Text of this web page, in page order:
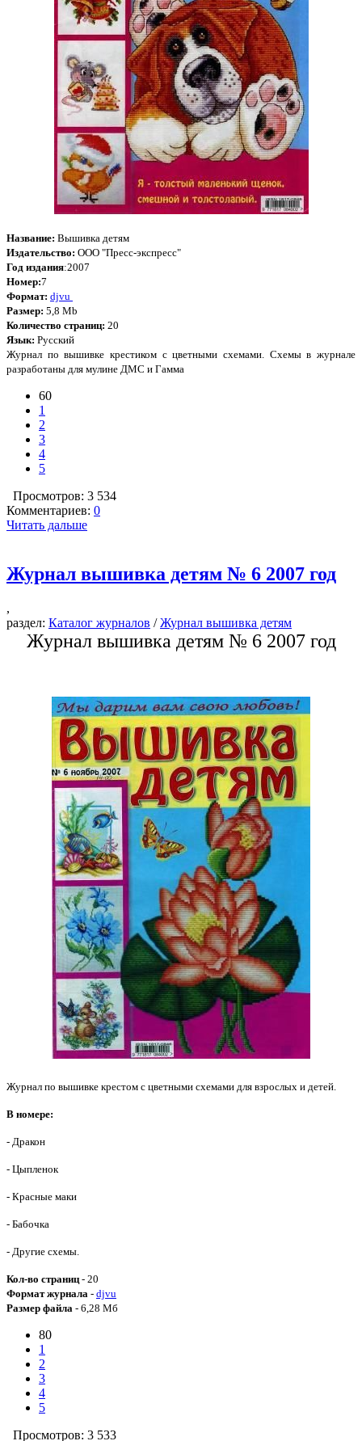
Название: Вышивка детям
Издательство: ООО "Пресс-экспресс"
Год издания:2007
Номер:7
Формат: djvu
Размер: 5,8 Mb
Количество страниц: 20
Язык: Русский
Журнал по вышивке крестиком с цветными схемами. Схемы в журнале
разработаны для мулине ДМС и Гамма
60
1
2
3
4
5
Просмотров: 3 534
Комментариев: 0
Читать дальше
Журнал вышивка детям № 6 2007 год
,
раздел: Каталог журналов /Журнал вышивка детям
Журнал вышивка детям № 6 2007 год
Журнал по вышивке крестом с цветными схемами для взрослых и детей.
В номере:
- Дракон
- Цыпленок
- Красные маки
- Бабочка
- Другие схемы.
Кол-во страниц- 20
Формат журнала - djvu
Размер файла - 6,28 Мб
80
1
2
3
4
5
Просмотров: 3 533